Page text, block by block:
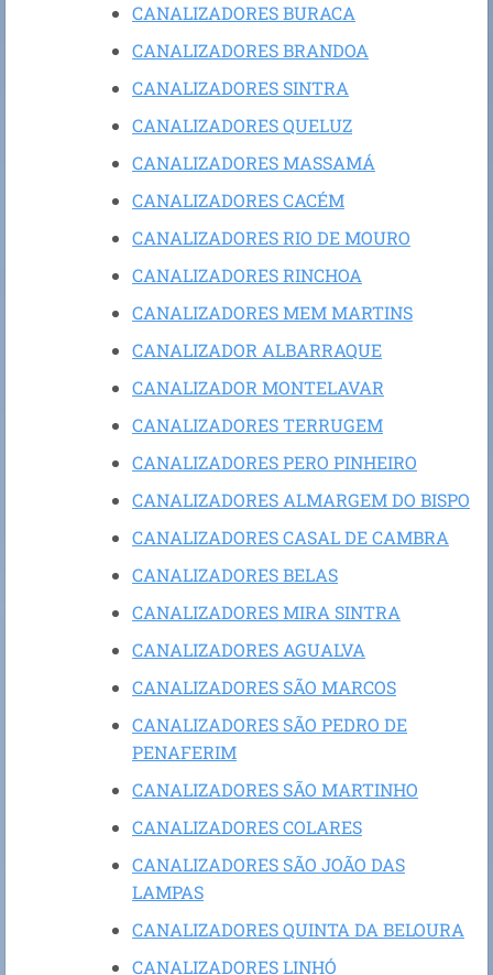
CANALIZADORES BURACA
CANALIZADORES BRANDOA
CANALIZADORES SINTRA
CANALIZADORES QUELUZ
CANALIZADORES MASSAMÁ
CANALIZADORES CACÉM
CANALIZADORES RIO DE MOURO
CANALIZADORES RINCHOA
CANALIZADORES MEM MARTINS
CANALIZADOR ALBARRAQUE
CANALIZADOR MONTELAVAR
CANALIZADORES TERRUGEM
CANALIZADORES PERO PINHEIRO
CANALIZADORES ALMARGEM DO BISPO
CANALIZADORES CASAL DE CAMBRA
CANALIZADORES BELAS
CANALIZADORES MIRA SINTRA
CANALIZADORES AGUALVA
CANALIZADORES SÃO MARCOS
CANALIZADORES SÃO PEDRO DE
PENAFERIM
CANALIZADORES SÃO MARTINHO
CANALIZADORES COLARES
CANALIZADORES SÃO JOÃO DAS
LAMPAS
CANALIZADORES QUINTA DA BELOURA
CANALIZADORES LINHÓ